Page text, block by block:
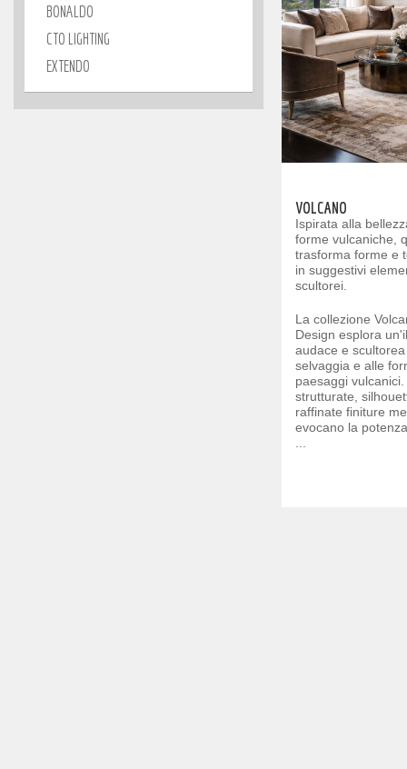
BONALDO
CTO LIGHTING
EXTENDO
VOLCANO
Ispirata alla
forme vulcaniche,
trasforma forme e
in suggestivi
scultorei.
La collezione
Design esplora
audace e
selvaggia e alle
paesaggi
strutturate,
raffinate finiture
evocano la